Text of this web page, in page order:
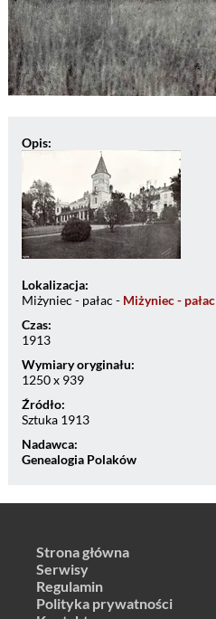
Opis:
Lokalizacja:
Miżyniec - pałac - Miżyniec - pałac
Czas:
1913
Wymiary oryginału:
1250 x 939
Źródło:
Sztuka 1913
Nadawca:
Genealogia Polaków
Strona główna
Serwisy
Regulamin
Polityka prywatności